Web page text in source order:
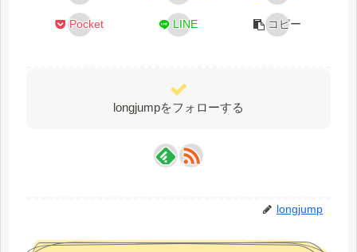
Pocket LINE コピー
longjumpをフォローする
longjump